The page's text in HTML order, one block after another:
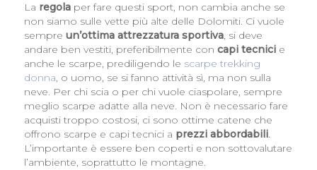
La regolaper fare questi sport, non cambia anche se
non siamo sulle vette più alte delle Dolomiti. Ci vuole
sempre un’ottima attrezzatura sportiva, si deve
andare ben vestiti, preferibilmente con capi tecnicie
anche le scarpe, prediligendo le scarpe trekking
donna, o uomo, se si fanno attività sì, ma non sulla
neve. Per chi scia o per chi vuole ciaspolare, sempre
meglio scarpe adatte alla neve. Non è necessario fare
acquisti troppo costosi, ci sono ottime catene che
offrono scarpe e capi tecnici a prezzi abbordabili.
L’importante è essere ben coperti e non sottovalutare
l’ambiente, soprattutto le montagne.